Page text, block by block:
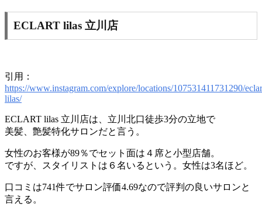
ECLART lilas 立川店
引用：
https://www.instagram.com/explore/locations/107531411731290/
lilas/
ECLART lilas 立川店は、立川北口徒歩3分の立地で
美髪、艶髪特化サロンだと言う。
女性のお客様が89％でセット面は４席と小型店舗。
ですが、スタイリストは６名いるという。女性は3名ほど。
口コミは741件でサロン評価4.69なので評判の良いサロンと
言える。